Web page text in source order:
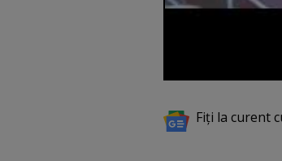
Fiți la curent